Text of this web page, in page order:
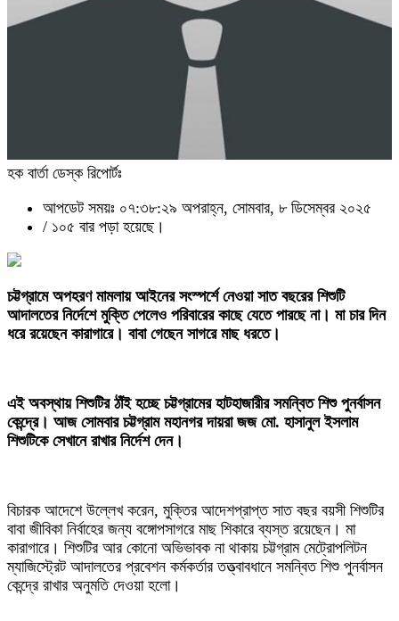
হক বার্তা ডেস্ক রিপোর্টঃ
আপডেট সময়ঃ ০৭:৩৮:২৯ অপরাহ্ন, সোমবার, ৮ ডিসেম্বর ২০২৫
/ ১০৫ বার পড়া হয়েছে।
‎চট্টগ্রামে অপহরণ মামলায় আইনের সংস্পর্শে নেওয়া সাত বছরের শিশুটি
আদালতের নির্দেশে মুক্তি পেলেও পরিবারের কাছে যেতে পারছে না। মা চার দিন
ধরে রয়েছেন কারাগারে। বাবা গেছেন সাগরে মাছ ধরতে।
এই অবস্থায় শিশুটির ঠাঁই হচ্ছে চট্টগ্রামের হাটহাজারীর সমন্বিত শিশু পুনর্বাসন
কেন্দ্রে। আজ সোমবার চট্টগ্রাম মহানগর দায়রা জজ মো. হাসানুল ইসলাম
শিশুটিকে সেখানে রাখার নির্দেশ দেন।
‎বিচারক আদেশে উল্লেখ করেন, মুক্তির আদেশপ্রাপ্ত সাত বছর বয়সী শিশুটির
বাবা জীবিকা নির্বাহের জন্য বঙ্গোপসাগরে মাছ শিকারে ব্যস্ত রয়েছেন। মা
কারাগারে। শিশুটির আর কোনো অভিভাবক না থাকায় চট্টগ্রাম মেট্রোপলিটন
ম্যাজিস্ট্রেট আদালতের প্রবেশন কর্মকর্তার তত্ত্বাবধানে সমন্বিত শিশু পুনর্বাসন
কেন্দ্রে রাখার অনুমতি দেওয়া হলো।